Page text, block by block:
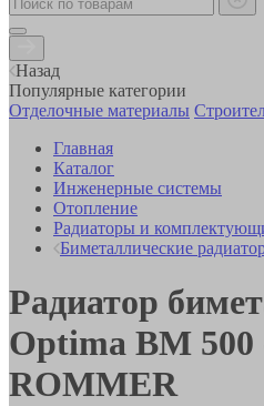
Назад
Популярные категории
Отделочные материалы
Главная
Каталог
Инженерные системы
Отопление
Радиаторы и
Биметаллические
Радиатор
Optima BM 500
ROMMER